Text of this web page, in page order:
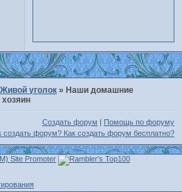
Живой уголок » Наши домашние
Создать форум | Помощь по форуму